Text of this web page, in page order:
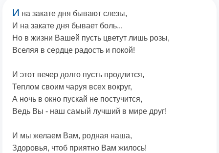
И на закате дня бывают слезы,
И на закате дня бывает боль...
Но в жизни Вашей пусть цветут лишь розы,
Вселяя в сердце радость и покой!
И этот вечер долго пусть продлится,
Теплом своим чаруя всех вокруг,
А ночь в окно пускай не постучится,
Ведь Вы - наш самый лучший в мире друг!
И мы желаем Вам, родная наша,
Здоровья, чтоб приятно Вам жилось!